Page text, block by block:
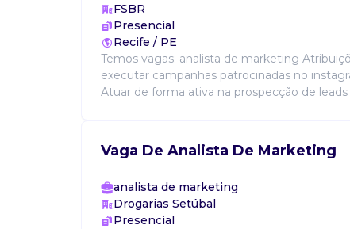
FSBR
Presencial
Recife / PE
Temos vagas: analista de marketing
executar campanhas patrocinadas no
Atuar de forma ativa na prospecção de leads
Vaga De Analista De Marketing
analista de marketing
Drogarias Setúbal
Presencial